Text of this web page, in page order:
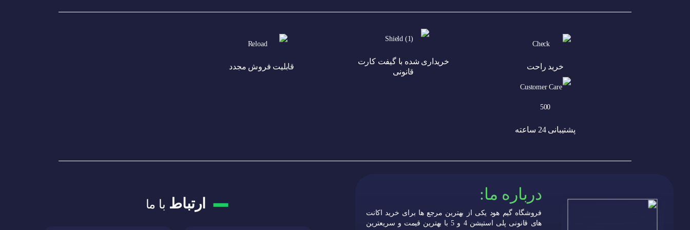
خرید راحت
خریداری شده با گیفت کارت
قانونی
قابلیت فروش مجدد
پشتیبانی 24 ساعته
درباره ما:
فروشگاه گیم هود یکی از بهترین مرجع ها برای خرید اکانت
های قانونی پلی استیشن 4 و 5 با بهترین قیمت و سریعترین
ارتباط با ما